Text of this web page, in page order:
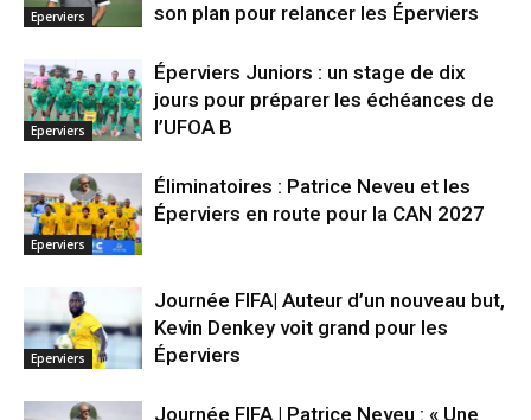
Eperviers
son plan pour relancer les Éperviers
Eperviers
Éperviers Juniors : un stage de dix
jours pour préparer les échéances de
l’UFOA B
Eperviers
Éliminatoires : Patrice Neveu et les
Éperviers en route pour la CAN 2027
Eperviers
Journée FIFA| Auteur d’un nouveau but,
Kevin Denkey voit grand pour les
Éperviers
Journée FIFA | Patrice Neveu : « Une